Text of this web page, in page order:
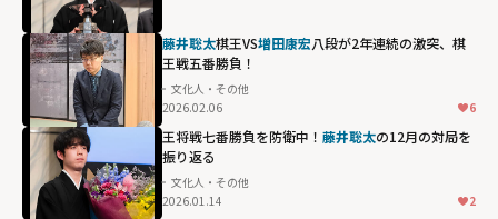
藤井聡太棋王VS増田康宏八段が2年連続の激突、棋
王戦五番勝負！
文化人・その他
2026.02.06
6
王将戦七番勝負を防衛中！ 藤井聡太の12月の対局を
振り返る
文化人・その他
2026.01.14
2